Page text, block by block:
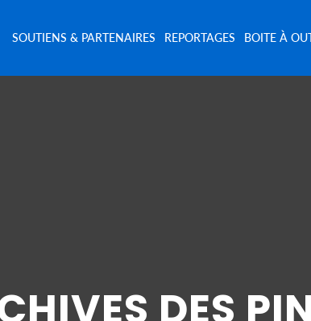
SOUTIENS & PARTENAIRES REPORTAGES BOITE À
DES